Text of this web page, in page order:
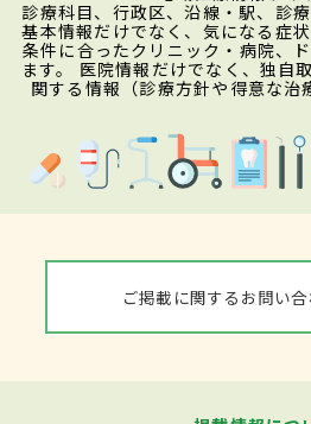
診療科目、行政区、沿線・駅、診
基本情報だけでなく、気になる症
条件に合ったクリニック・病院、
ます。 医院情報だけでなく、独自
関する情報（診療方針や得意な治
ご掲載に関するお問い